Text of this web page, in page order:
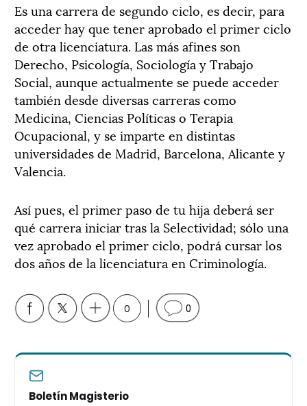
Es una carrera de segundo ciclo, es decir, para
acceder hay que tener aprobado el primer ciclo
de otra licenciatura. Las más afines son
Derecho, Psicología, Sociología y Trabajo
Social, aunque actualmente se puede acceder
también desde diversas carreras como
Medicina, Ciencias Políticas o Terapia
Ocupacional, y se imparte en distintas
universidades de Madrid, Barcelona, Alicante y
Valencia.
Así pues, el primer paso de tu hija deberá ser
qué carrera iniciar tras la Selectividad; sólo una
vez aprobado el primer ciclo, podrá cursar los
dos años de la licenciatura en Criminología.
0 0
Boletín Magisterio